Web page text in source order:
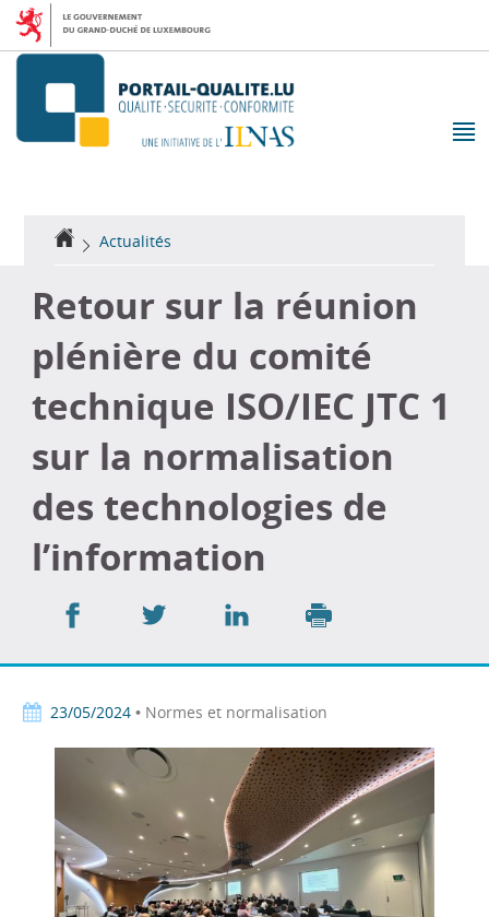
Aller
la
Aller
contenu
Accueil
Actualités
Retour sur la réunion
plénière du comité
technique ISO/IEC JTC 1
sur la normalisation
des technologies de
l’information
Partager
Partager
Partager
23/05/2024 • Normes et normalisation